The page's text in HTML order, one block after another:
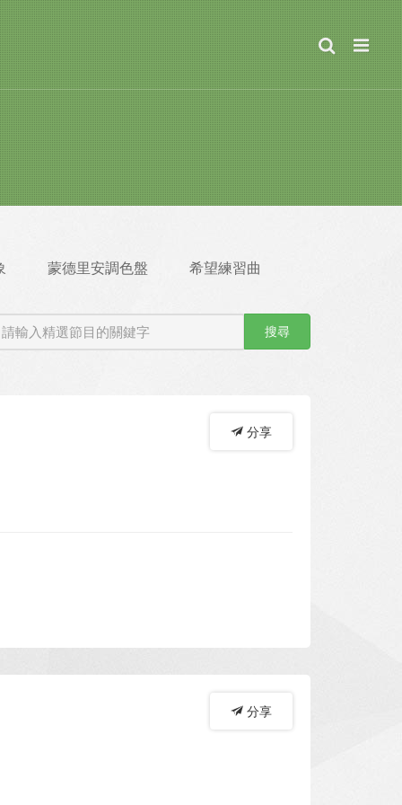
蒙德里安調色盤 希望練習曲
搜尋
分享
分享